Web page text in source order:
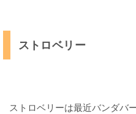
ストロベリー
ストロベリーは最近バンダバ